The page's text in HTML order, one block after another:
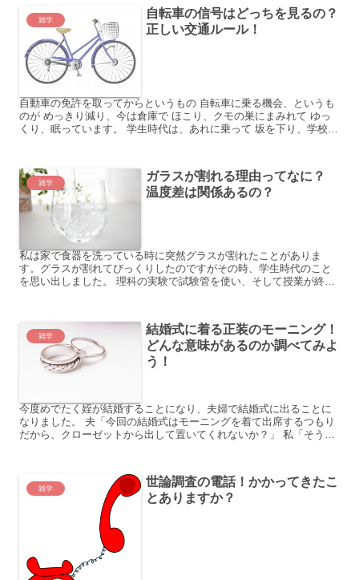
雑学
自転車の信号はどっちを見るの？
正しい交通ルール！
自動車の免許を取ってからというもの 自転車に乗る機会、というも
のが めっきり減り、今は倉庫で ほこり、クモの巣にまみれて ゆっ
くり、眠っています。 学生時代は、あれに乗って 坂を下り、学校に
雑学
ガラスが割れる理由ってなに？
温度差は関係あるの？
私は家で食器を洗っている時に突然グラスが割れたことがありま
す。グラスが割れてびっくりしたのですがその時、学生時代のこと
を思い出しました。 理科の実験で試験管を使い、そして授業が終わ
雑学
結婚式に着る正装のモーニング！
どんな意味があるのか調べてみよ
う！
今度めでたく姪が結婚することになり、夫婦で結婚式に出ることに
なりました。 夫「今回の結婚式はモーニングを着て出席するつもり
だから、クローゼットから出して置いてくれないか？」 私「そう
雑学
世論調査の電話！かかってきたこ
とありますか？